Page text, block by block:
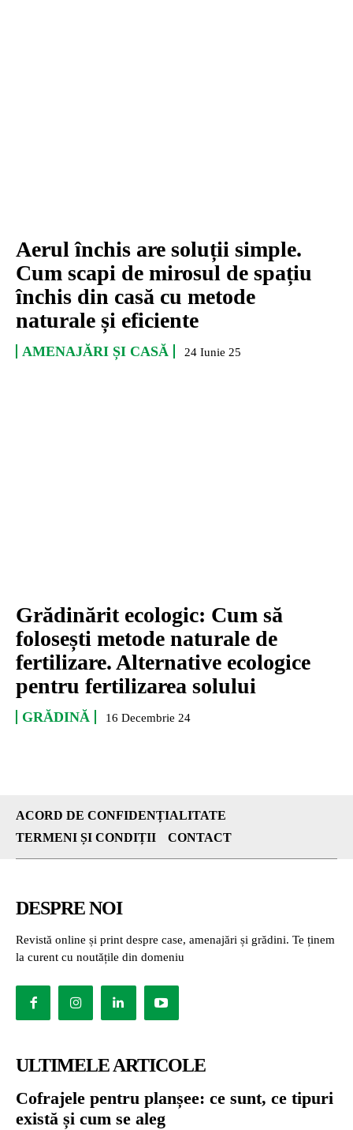
Aerul închis are soluții simple.
Cum scapi de mirosul de spațiu
închis din casă cu metode
naturale și eficiente
AMENAJĂRI ȘI CASĂ 24 Iunie 25
Grădinărit ecologic: Cum să
folosești metode naturale de
fertilizare. Alternative ecologice
pentru fertilizarea solului
GRĂDINĂ 16 Decembrie 24
ACORD DE CONFIDENȚIALITATE
TERMENI ȘI CONDIȚII
CONTACT
DESPRE NOI
Revistă online și print despre case, amenajări și grădini. Te ținem
la curent cu noutățile din domeniu
ULTIMELE ARTICOLE
Cofrajele pentru planșee: ce sunt, ce tipuri
există și cum se aleg